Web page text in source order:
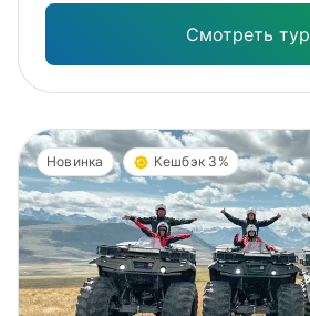
Смотреть тур
Новинка Кешбэк 3%